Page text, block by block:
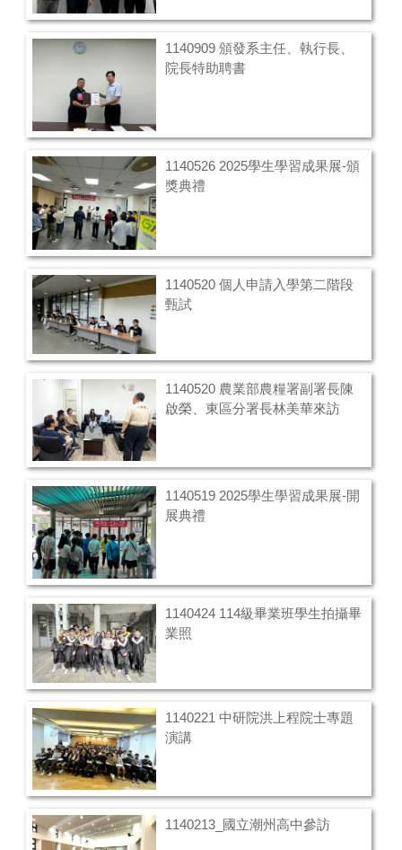
1140909 頒發系主任、執行長、
院長特助聘書
1140526 2025學生學習成果展-頒
獎典禮
1140520 個人申請入學第二階段
甄試
1140520 農業部農糧署副署長陳
啟榮、東區分署長林美華來訪
1140519 2025學生學習成果展-開
展典禮
1140424 114級畢業班學生拍攝畢
業照
1140221 中研院洪上程院士專題
演講
1140213_國立潮州高中參訪